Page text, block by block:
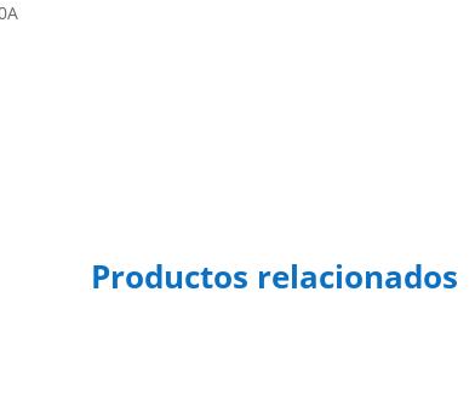
Productos relacionados